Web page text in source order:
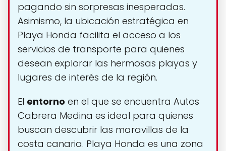
pagando sin sorpresas inesperadas.
Asimismo, la ubicación estratégica en
Playa Honda facilita el acceso a los
servicios de transporte para quienes
desean explorar las hermosas playas y
lugares de interés de la región.
El entorno en el que se encuentra Autos
Cabrera Medina es ideal para quienes
buscan descubrir las maravillas de la
costa canaria. Playa Honda es una zona